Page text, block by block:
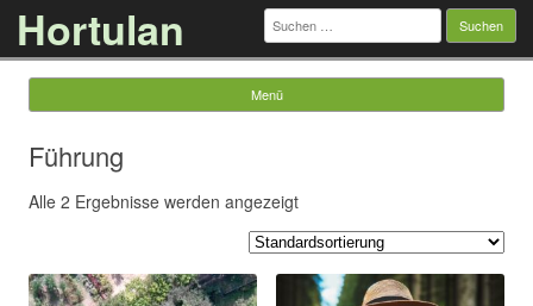
Hortulan Suchen
nach:
Menü
Führung
Alle 2 Ergebnisse werden angezeigt